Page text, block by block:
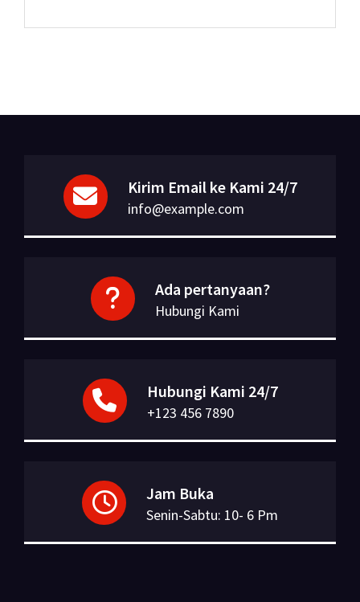
Kirim Email ke Kami 24/7
info@example.com
Ada pertanyaan?
Hubungi Kami
Hubungi Kami 24/7
+123 456 7890
Jam Buka
Senin-Sabtu: 10- 6 Pm